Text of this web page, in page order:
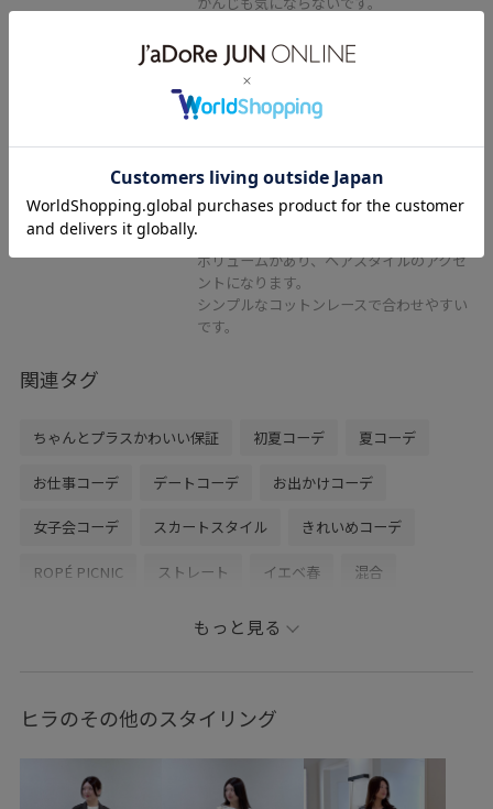
2BUY10%OFF
ROPÉ PICNIC PASSAGE
¥1,029
ボリュームがあり、ヘアスタイルのアクセ
ントになります。
シンプルなコットンレースで合わせやすい
です。
関連タグ
ちゃんとプラスかわいい保証 初夏コーデ 夏コーデ
お仕事コーデ デートコーデ お出かけコーデ
女子会コーデ スカートスタイル きれいめコーデ
ROPÉ PICNIC ストレート イエベ春 混合
Tシャツ/カットソー
ヘアアクセサリー シュシュ GDC16150
26mother'sday 26RPUVCARE 26SSRPgoods
もっと見る
ヒラのその他のスタイリング